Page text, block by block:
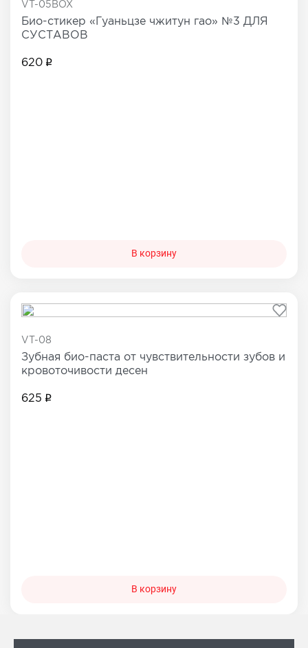
VT-05BOX
Био-стикер «Гуаньцзе чжитун гао» №3 ДЛЯ
СУСТАВОВ
620
В корзину
VT-08
Зубная био-паста от чувствительности зубов и
кровоточивости десен
625
В корзину